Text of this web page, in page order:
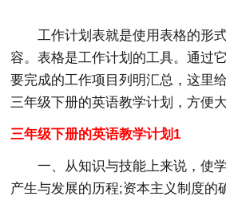
工作计划表就是使用表格的形
容。表格是工作计划的工具。通过
要完成的工作项目列明汇总，这里
三年级下册的英语教学计划，方便大
三年级下册的英语教学计划1
一、从知识与技能上来说，使
产生与发展的历程;资本主义制度的